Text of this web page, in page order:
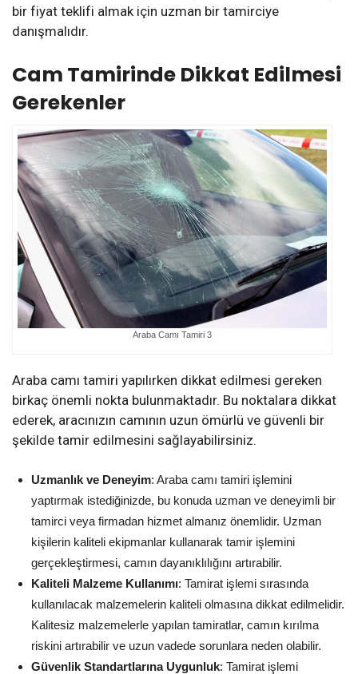
bir fiyat teklifi almak için uzman bir tamirciye
danışmalıdır.
Cam Tamirinde Dikkat Edilmesi
Gerekenler
Araba Camı Tamiri 3
Araba camı tamiri yapılırken dikkat edilmesi gereken
birkaç önemli nokta bulunmaktadır. Bu noktalara dikkat
ederek, aracınızın camının uzun ömürlü ve güvenli bir
şekilde tamir edilmesini sağlayabilirsiniz.
Uzmanlık ve Deneyim: Araba camı tamiri işlemini
yaptırmak istediğinizde, bu konuda uzman ve deneyimli bir
tamirci veya firmadan hizmet almanız önemlidir. Uzman
kişilerin kaliteli ekipmanlar kullanarak tamir işlemini
gerçekleştirmesi, camın dayanıklılığını artırabilir.
Kaliteli Malzeme Kullanımı: Tamirat işlemi sırasında
kullanılacak malzemelerin kaliteli olmasına dikkat edilmelidir.
Kalitesiz malzemelerle yapılan tamiratlar, camın kırılma
riskini artırabilir ve uzun vadede sorunlara neden olabilir.
Güvenlik Standartlarına Uygunluk: Tamirat işlemi